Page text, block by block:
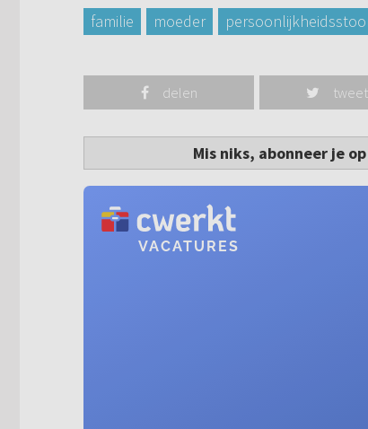
familie
moeder
delen
Mis niks, abonneer je